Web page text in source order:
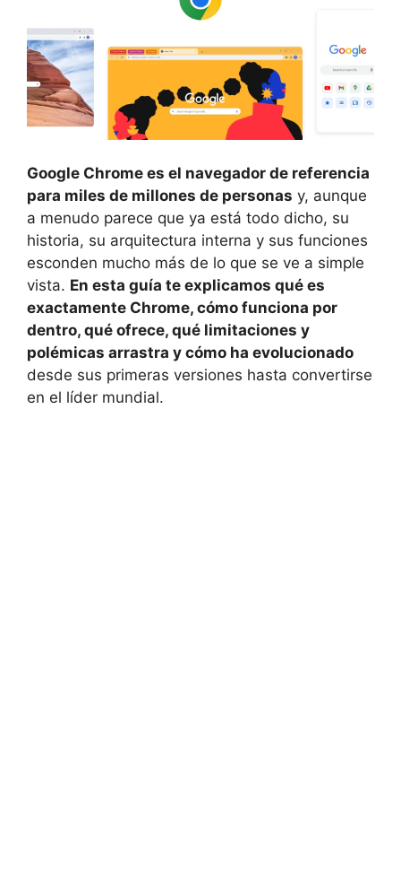
Google Chrome es el navegador de referencia
para miles de millones de personas y, aunque
a menudo parece que ya está todo dicho, su
historia, su arquitectura interna y sus funciones
esconden mucho más de lo que se ve a simple
vista. En esta guía te explicamos qué es
exactamente Chrome, cómo funciona por
dentro, qué ofrece, qué limitaciones y
polémicas arrastra y cómo ha evolucionado
desde sus primeras versiones hasta convertirse
en el líder mundial.